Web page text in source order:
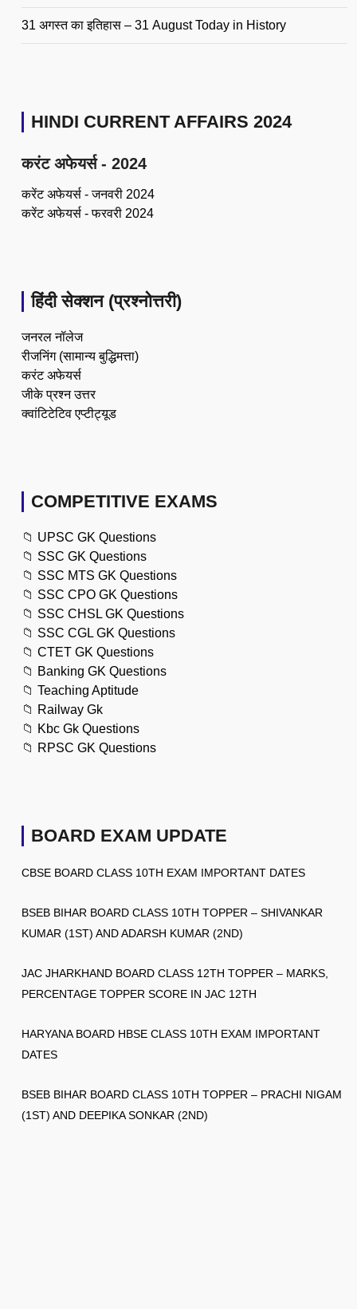
31 अगस्त का इतिहास – 31 August Today in History
HINDI CURRENT AFFAIRS 2024
करंट अफेयर्स - 2024
करेंट अफेयर्स - जनवरी 2024
करेंट अफेयर्स - फरवरी 2024
हिंदी सेक्शन (प्रश्नोत्तरी)
जनरल नॉलेज
रीजनिंग (सामान्य बुद्धिमत्ता)
करंट अफेयर्स
जीके प्रश्न उत्तर
क्वांटिटेटिव एप्टीट्यूड
COMPETITIVE EXAMS
📁 UPSC GK Questions
📁 SSC GK Questions
📁 SSC MTS GK Questions
📁 SSC CPO GK Questions
📁 SSC CHSL GK Questions
📁 SSC CGL GK Questions
📁 CTET GK Questions
📁 Banking GK Questions
📁 Teaching Aptitude
📁 Railway Gk
📁 Kbc Gk Questions
📁 RPSC GK Questions
BOARD EXAM UPDATE
CBSE BOARD CLASS 10TH EXAM IMPORTANT DATES
BSEB BIHAR BOARD CLASS 10TH TOPPER – SHIVANKAR
KUMAR (1ST) AND ADARSH KUMAR (2ND)
JAC JHARKHAND BOARD CLASS 12TH TOPPER – MARKS,
PERCENTAGE TOPPER SCORE IN JAC 12TH
HARYANA BOARD HBSE CLASS 10TH EXAM IMPORTANT
DATES
BSEB BIHAR BOARD CLASS 10TH TOPPER – PRACHI NIGAM
(1ST) AND DEEPIKA SONKAR (2ND)